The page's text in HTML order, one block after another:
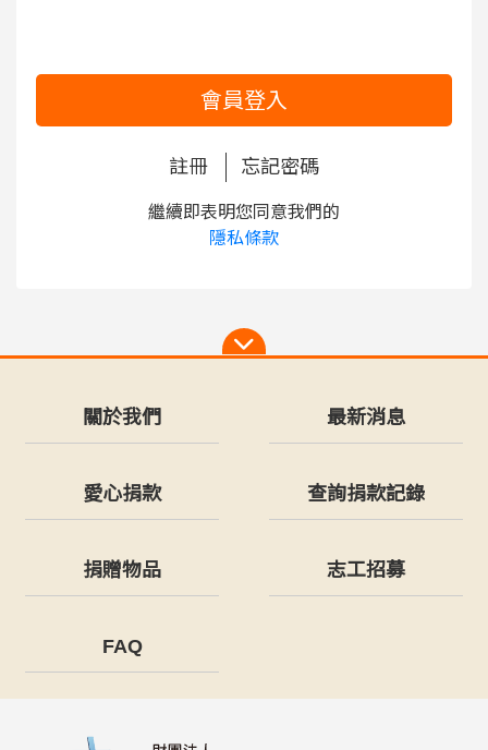
會員登入
註冊 忘記密碼
繼續即表明您同意我們的
隱私條款
關於我們 最新消息
愛心捐款 查詢捐款記錄
捐贈物品 志工招募
FAQ